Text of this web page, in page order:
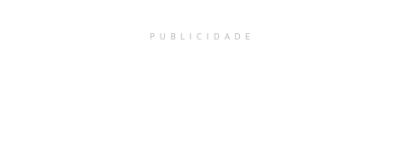
PUBLICIDADE